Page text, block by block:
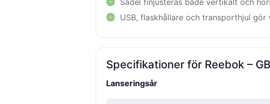
USB, flaskhållare och transporthjul gör
Specifikationer för Reebok –
Lanseringsår